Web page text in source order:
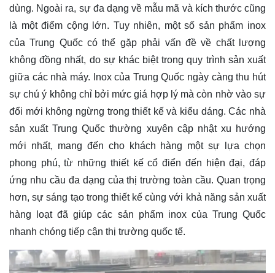
dùng. Ngoài ra, sự đa dạng về mẫu mã và kích thước cũng
là một điểm cộng lớn. Tuy nhiên, một số sản phẩm inox
của Trung Quốc có thể gặp phải vấn đề về chất lượng
không đồng nhất, do sự khác biệt trong quy trình sản xuất
giữa các nhà máy. Inox của Trung Quốc ngày càng thu hút
sự chú ý không chỉ bởi mức giá hợp lý mà còn nhờ vào sự
đổi mới không ngừng trong thiết kế và kiểu dáng. Các nhà
sản xuất Trung Quốc thường xuyên cập nhật xu hướng
mới nhất, mang đến cho khách hàng một sự lựa chọn
phong phú, từ những thiết kế cổ điển đến hiện đại, đáp
ứng nhu cầu đa dạng của thị trường toàn cầu. Quan trọng
hơn, sự sáng tạo trong thiết kế cùng với khả năng sản xuất
hàng loạt đã giúp các sản phẩm inox của Trung Quốc
nhanh chóng tiếp cận thị trường quốc tế.